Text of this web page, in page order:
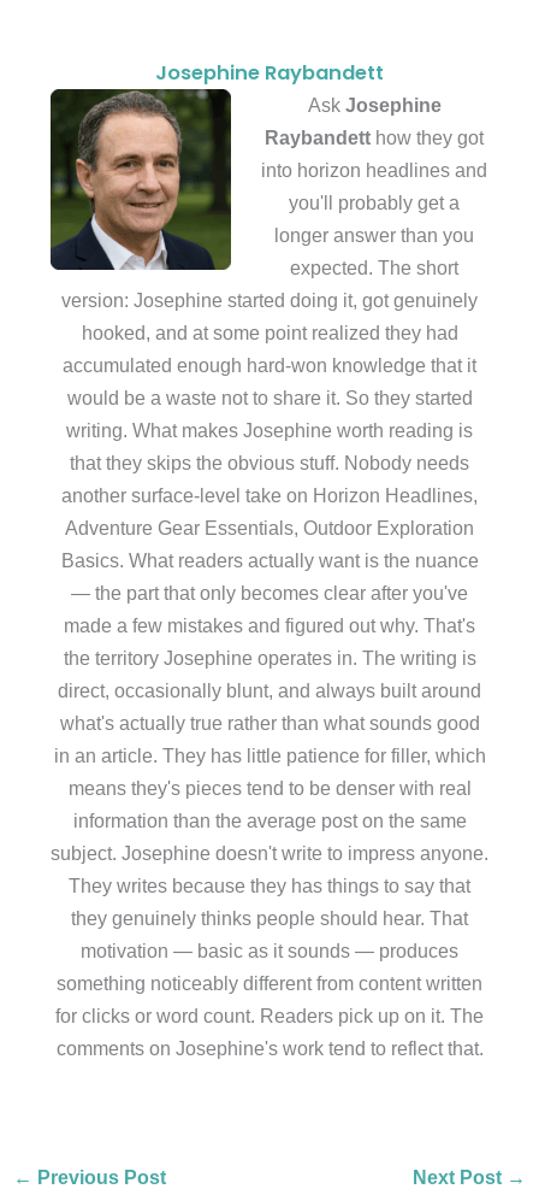
Josephine Raybandett
Ask Josephine
Raybandett how they got
into horizon headlines and
you'll probably get a
longer answer than you
expected. The short
version: Josephine started doing it, got genuinely
hooked, and at some point realized they had
accumulated enough hard-won knowledge that it
would be a waste not to share it. So they started
writing. What makes Josephine worth reading is
that they skips the obvious stuff. Nobody needs
another surface-level take on Horizon Headlines,
Adventure Gear Essentials, Outdoor Exploration
Basics. What readers actually want is the nuance
— the part that only becomes clear after you've
made a few mistakes and figured out why. That's
the territory Josephine operates in. The writing is
direct, occasionally blunt, and always built around
what's actually true rather than what sounds good
in an article. They has little patience for filler, which
means they's pieces tend to be denser with real
information than the average post on the same
subject. Josephine doesn't write to impress anyone.
They writes because they has things to say that
they genuinely thinks people should hear. That
motivation — basic as it sounds — produces
something noticeably different from content written
for clicks or word count. Readers pick up on it. The
comments on Josephine's work tend to reflect that.
← Previous Post Next Post →